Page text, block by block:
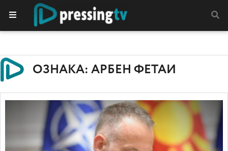
ОЗНАКА: АРБЕН ФЕТАИ